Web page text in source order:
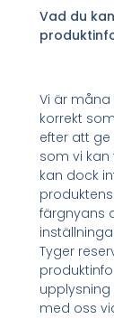
Vad du
Vi är
korrekt
efter att
som vi kan
kan dock
färgnyans
Tyger
med oss